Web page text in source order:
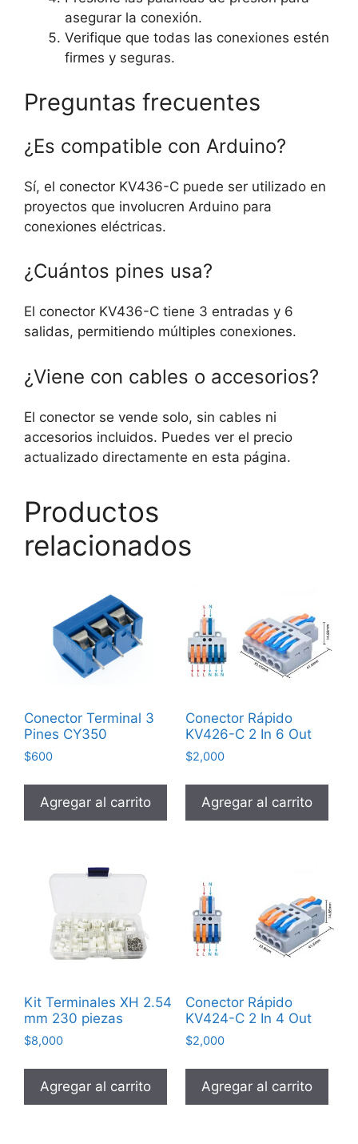
asegurar la conexión.
Verifique que todas las conexiones estén
firmes y seguras.
Preguntas frecuentes
¿Es compatible con Arduino?
Sí, el conector KV436-C puede ser utilizado en
proyectos que involucren Arduino para
conexiones eléctricas.
¿Cuántos pines usa?
El conector KV436-C tiene 3 entradas y 6
salidas, permitiendo múltiples conexiones.
¿Viene con cables o accesorios?
El conector se vende solo, sin cables ni
accesorios incluidos. Puedes ver el precio
actualizado directamente en esta página.
Productos
relacionados
Conector Terminal 3
Pines CY350
$600
Agregar al carrito
Conector Rápido
KV426-C 2 In 6 Out
$2,000
Agregar al carrito
Kit Terminales XH 2.54
mm 230 piezas
$8,000
Agregar al carrito
Conector Rápido
KV424-C 2 In 4 Out
$2,000
Agregar al carrito